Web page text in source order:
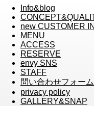
Info&blog
new CUSTOMER
MENU
ACCESS
RESERVE
envy SNS
STAFF
問い合わせフォーム
privacy policy
GALLERY&SNAP